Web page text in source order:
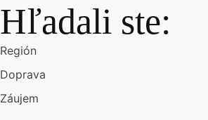
Hľadali ste:
Región
Doprava
Záujem